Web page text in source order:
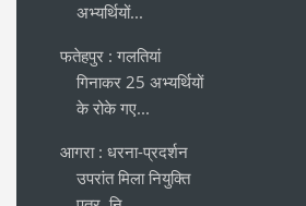
अभ्यर्थियों...
फतेहपुर : गलतियां
गिनाकर 25 अभ्यर्थियों
के रोके गए...
आगरा : धरना-प्रदर्शन
उपरांत मिला नियुक्ति